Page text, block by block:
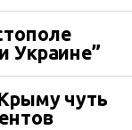
Украине”
чуть